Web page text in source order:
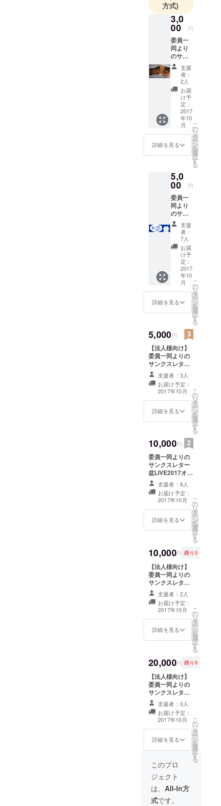
企画を目指
していま
す。設立：
2015年5月
方式)
3,0
00 円
委員一
同より
のサン
クスレ
ター お
祭り当
日の模
様をお
伝えす
るフォ
トブッ
支援
者：
2人
お届
け予
定：
2017
年10
月
詳細を見る
こ
の
リ
タ
ー
ン
を
選
択
す
る
5,0
00 円
委員一
同より
のサン
クスレ
ター 盆
LIVE当
日の模
様をお
伝えす
るフォ
トブッ
ク 盆
LIVE20
17オリ
ジナル
タオル
当日に
お越し
いただ
ける方
は、盆
LIVE20
17オリ
ジナル
タオル
を会場
にてお
請の際
にその
旨をご
連絡く
ださ
い。
支援
者：
7人
お届
け予
定：
2017
年10
月
詳細を見る
こ
の
リ
タ
ー
ン
を
選
択
す
る
5,000円
【法人様向け】
委員一同よりの
サンクスレター
お祭り当日の模
様をお伝えする
フォトブック
HP及び当日会場
での法人名掲載
支援者：3人
お届け予定：
2017年10月
詳細を見る
こ
の
リ
タ
ー
ン
を
選
択
す
る
10,000円
委員一同よりの
サンクスレター
盆LIVE2017オリ
ジナルタオル お
祭り当日の模様
をお伝えする
フォトブックと
DVD お祭り当日
にお越しいただ
LIVE2017オリジ
場にてお渡しい
たします。申請
の際にその旨を
ご連絡くださ
い。
支援者：6人
お届け予定：
2017年10月
詳細を見る
こ
の
リ
タ
ー
ン
を
選
択
す
る
10,000円 残り3
【法人様向け】
委員一同よりの
サンクスレター
お祭り当日の模
様をお伝えする
フォトブック
HP及び当日会場
での法人名掲載
当日会場に飾る
支援者：2人
お届け予定：
2017年10月
詳細を見る
こ
の
リ
タ
ー
ン
を
選
択
す
る
20,000円 残り5
【法人様向け】
委員一同よりの
サンクスレター
お祭り当日の模
様をお伝えする
フォトブック
HP及び当日会場
での法人名掲載
当日会場に飾る
支援者：0人
お届け予定：
2017年10月
詳細を見る
こ
の
リ
タ
ー
ン
を
選
択
す
る
このプロ
ジェクト
は、 All-In方
式です。